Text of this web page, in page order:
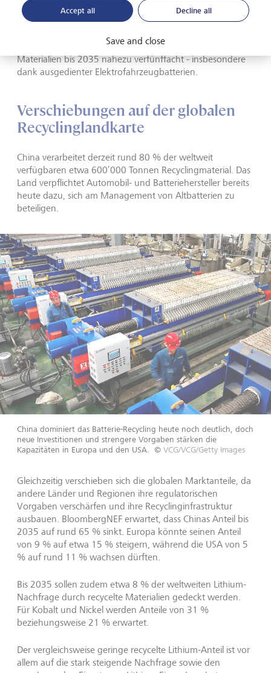
Lebensdauer erreichen, wird das Angebot an
zurückgewonnenen Materialien deutlich zunehmen. Das
BloombergNEF, erwartet, dass sich das Volumen recycelter
Materialien bis 2035 nahezu verfünffacht - insbesondere
dank ausgedienter Elektrofahrzeugbatterien.
Verschiebungen auf der globalen
Recyclinglandkarte
China verarbeitet derzeit rund 80 % der weltweit
verfügbaren etwa 600’000 Tonnen Recyclingmaterial. Das
Land verpflichtet Automobil- und Batteriehersteller bereits
heute dazu, sich am Management von Altbatterien zu
beteiligen.
China dominiert das Batterie-Recycling heute noch deutlich, doch
neue Investitionen und strengere Vorgaben stärken die
Kapazitäten in Europa und den USA. © VCG/VCG/Getty Images
Gleichzeitig verschieben sich die globalen Marktanteile, da
andere Länder und Regionen ihre regulatorischen
Vorgaben verschärfen und ihre Recyclinginfrastruktur
ausbauen. BloombergNEF erwartet, dass Chinas Anteil bis
2035 auf rund 65 % sinkt. Europa könnte seinen Anteil
von 9 % auf etwa 15 % steigern, während die USA von 5
% auf rund 11 % wachsen dürften.
Bis 2035 sollen zudem etwa 8 % der weltweiten Lithium-
Nachfrage durch recycelte Materialien gedeckt werden.
Für Kobalt und Nickel werden Anteile von 31 %
beziehungsweise 21 % erwartet.
Der vergleichsweise geringe recycelte Lithium-Anteil ist vor
allem auf die stark steigende Nachfrage sowie den
Accept all Decline all
Save and close